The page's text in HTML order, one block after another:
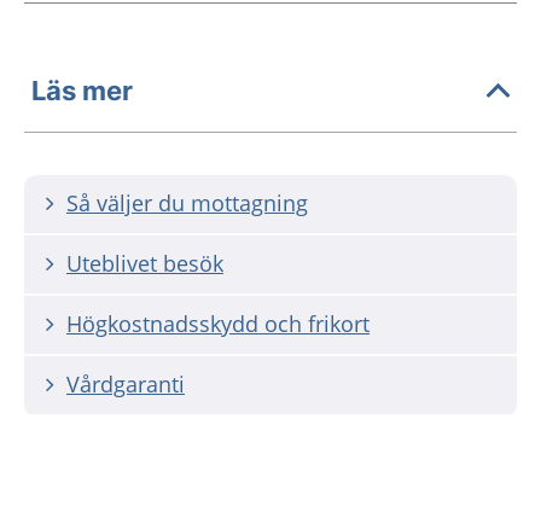
Läs mer
Så väljer du mottagning
Uteblivet besök
Högkostnadsskydd och frikort
Vårdgaranti